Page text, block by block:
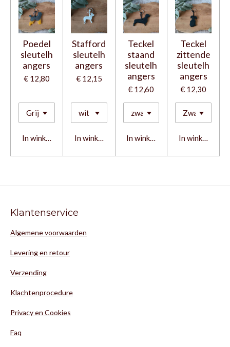
Poedel
sleutelh
angers
€ 12,80
In winkelwagen
Stafford
sleutelh
angers
€ 12,15
In winkelwagen
Teckel
staand
sleutelh
angers
€ 12,60
In winkelwagen
Teckel
zittende
sleutelh
angers
€ 12,30
In
Klantenservice
Algemene voorwaarden
Levering en retour
Verzending
Klachtenprocedure
Privacy en Cookies
Faq